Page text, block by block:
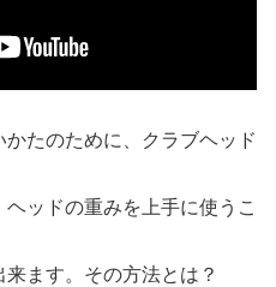
たのために、クラブヘッド
ッドの重みを上手に使うこ
ます。その方法とは？